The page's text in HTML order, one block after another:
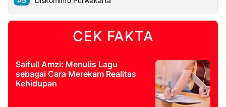
CEK FAKTA
Saifull Amzi: Menulis Lagu
sebagai Cara Merekam Realitas
Kehidupan